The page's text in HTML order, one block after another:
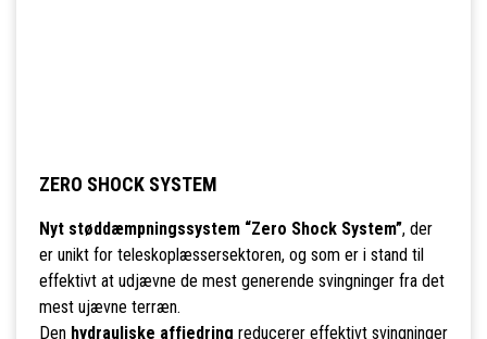
ZERO SHOCK SYSTEM
Nyt støddæmpningssystem “Zero Shock System”, der
er unikt for teleskoplæssersektoren, og som er i stand til
effektivt at udjævne de mest generende svingninger fra det
mest ujævne terræn.
Den hydrauliske affjedring reducerer effektivt svingninger